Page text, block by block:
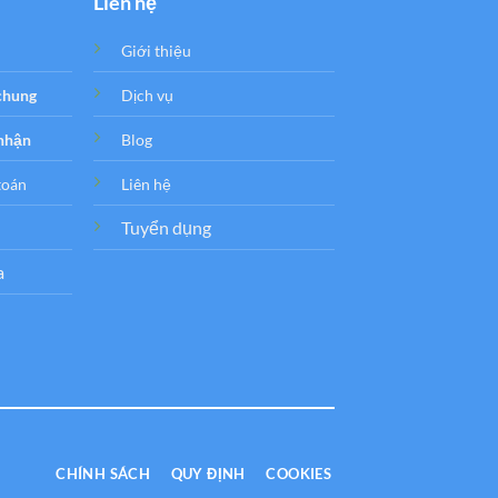
Giới thiệu
Dịch vụ
Blog
Liên hệ
Tuyển dụng
CHÍNH SÁCH QUY ĐỊNH COOKIES